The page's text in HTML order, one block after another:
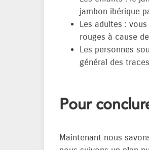
jambon ibérique
Les adultes :
rouges à cause
Les personnes
général des
Pour
Maintenant nous